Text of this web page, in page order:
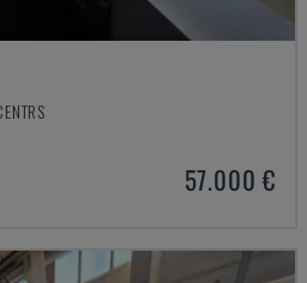
57.000 €